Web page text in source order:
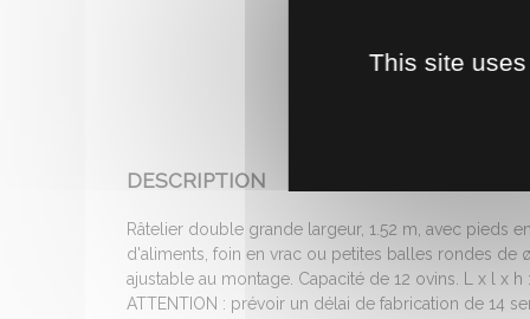
DESCRIPTION
Râtelier double grande largeur, 1.52 m, avec pieds
d'aliments, foin en vrac ou petites balles rondes de
ajustable au montage. Capacité de 12 ovins. L x l x
ATTENTION : prévoir un délai de fabrication de 14
This site